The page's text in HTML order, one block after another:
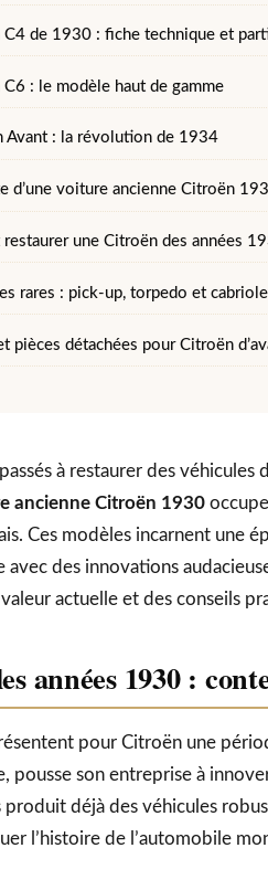
C4 de 1930 : fiche technique et
C6 : le modèle haut de gamme
Avant : la révolution de 1934
d’une voiture ancienne Citroën
une Citroën des années
rares : pick-up, torpedo et
pièces détachées pour Citroën
à restaurer des véhicules
ancienne Citroën 1930
Ces modèles incarnent une
avec des innovations
actuelle et des conseils
années 1930 :
pour Citroën une
pousse son entreprise à
déjà des véhicules
l’histoire de l’automobile